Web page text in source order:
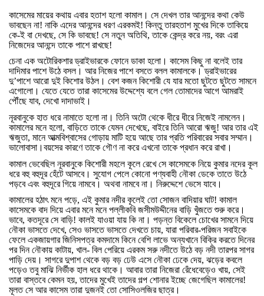
কাসেমের মায়ের কথায় এবার হতাশ হলো কামাল। সে দেখল তার আনন্দের কথা কেউ
ভাবছেন না! নাকি এদের আনন্দের ধরণ এরকমই! কিন্তু তারহতাশ মুখের দিকে তাকিয়ে
কে-ই বা দেখছে, সে কি ভাবছে! সে নতুন অতিথি,তাকে কেন্দ্র করে নয়, বরং এরা
নিজেদের আনন্দে তাকে পাশে রাখছে!
চেনা এক অটোরিকশার ড্রাইভারকে ফোনে ডাকা হলো। কাসেম কিছু না বলেই তার
দাদিমার পাশে উঠে বসল। আর নিজের পাশে বসতে বলল কামালকে। ড্রাইভারের
দু’পাশে আরো দুই কিশোর উঠল। বেশ কজন কিশোরী যে যার মতো ছুটতে ছুটতে সামনে
এগোলো। যেতে যেতে তারা কাসেমের উদ্দেশ্যে বলে গেল তোমাদের আগে আমরাই
পৌঁছে যাব, দেখো দাদাভাই।
নূরবানুকে হাত ধরে নামাতে হলো না। তিনি অটো থেকে ধীরে ধীরে নিজেই নামলেন।
কামালের মনে হলো, বাড়িতে তাকে যেমন দেখেছে, বাইরে তিনি আরো ঋজু! আর তার এই
ঋজুতা, মানে আত্মবিশ্বাসের গোড়ায় মাটি হয়ে আছে তার প্রতি পরিবারের সবার সম্মান।
ভালোবাসা।বয়সের কারণে তাকে গৌণ না করে এখনো তাকে প্রধান করে রাখা।
কামাল ভেবেছিল নূরবানুকে কিশোরী মহলে কূলে রেখে সে কাসেমকে নিয়ে কুমার নদের কূল
ধরে বহু বহুদূর হেঁটে আসবে। সুযোগ পেলে কোনো পণ্যবাহী নৌকা ডেকে তাতে উঠে
পড়বে এবং বহুদূরে গিয়ে নামবে। অথবা নামবে না। নিরুদ্দেশে ভেসে যাবে।
কামালের হঠাৎ মনে পড়ে, এই কুমার নদীর কূলেই তো সোজন বাদিয়ার ঘাট! কামাল
কাসেমকে বাদ দিয়ে এবার মনে মনে পল্লীকবি জসীমউদ্দীনের বাড়ি খুঁজতে শুরু করে।
ভাবে, কতদূরে সে বাড়ি! কালই যাওয়া যায় কি না। পড়ন্ত বিকেলে চোখের সামনে দিয়ে
নৌকা ভাসতে দেখে, সেও ভাসতে ভাসতে দেখতে চায়, যারা পরিবার-পরিজন সবাইকে
ফেলে একজায়গার জিনিসপত্র কমদামে কিনে বেশি লাভে অন্যখানে বিক্রি করতে দিনের
পর দিন নৌকায় কাটায়, খাল- বিল পেরিয়ে এরকম সরু নদীতে উঠে বড় নদী তারপর সাগর
পাড়ি দেয়। সাগরে দুপাশ থেকে বড় বড় ঢেউ এসে নৌকা ঢেকে দেয়, ঝড়ের কবলে
পড়েও তবু মাঝি নির্ভীক হাল ধরে থাকে। আবার তারা নিজেরা রেঁধেবেড়েও খায়, সেই
তারা বাস্তবে কেমন হয়,তাদের মুখেই তাদের গল্প শোনার ইচ্ছে জেগেছিল কামালের!
মূলত সে আর কাসেম তারা দুজনই তো সোসিওলজির ছাত্র।